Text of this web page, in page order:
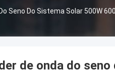
Seno Do Sistema Solar 500W
de onda do